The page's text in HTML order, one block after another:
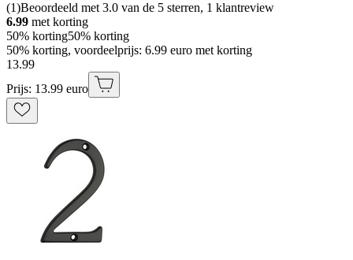
(1)Beoordeeld met 3.0 van de 5 sterren, 1 klantreview
6.99 met korting
50% korting50% korting
50% korting, voordeelprijs: 6.99 euro met korting
13.99
Prijs: 13.99 euro